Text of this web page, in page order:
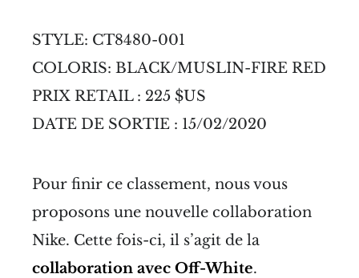
STYLE: CT8480-001
COLORIS: BLACK/MUSLIN-FIRE RED
PRIX RETAIL : 225 $US
DATE DE SORTIE : 15/02/2020
Pour finir ce classement, nous vous
proposons une nouvelle collaboration
Nike. Cette fois-ci, il s’agit de la
collaboration avec Off-White.